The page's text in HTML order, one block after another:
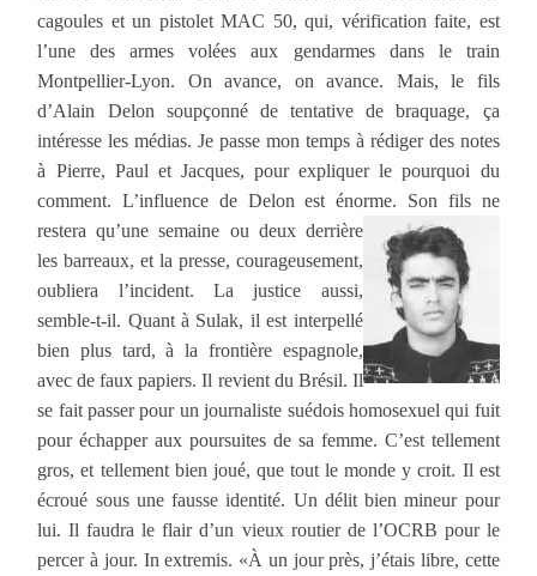
cagoules et un pistolet MAC 50, qui, vérification faite, est
l’une des armes volées aux gendarmes dans le train
Montpellier-Lyon. On avance, on avance. Mais, le fils
d’Alain Delon soupçonné de tentative de braquage, ça
intéresse les médias. Je passe mon temps à rédiger des notes
à Pierre, Paul et Jacques, pour expliquer le pourquoi du
comment. L’influence de Delon est énorme. Son fils ne
restera qu’une semaine ou deux derrière
les barreaux, et la presse, courageusement,
oubliera l’incident. La justice aussi,
semble-t-il. Quant à Sulak, il est interpellé
bien plus tard, à la frontière espagnole,
avec de faux papiers. Il revient du Brésil. Il
se fait passer pour un journaliste suédois homosexuel qui fuit
pour échapper aux poursuites de sa femme. C’est tellement
gros, et tellement bien joué, que tout le monde y croit. Il est
écroué sous une fausse identité. Un délit bien mineur pour
lui. Il faudra le flair d’un vieux routier de l’OCRB pour le
percer à jour. In extremis. «À un jour près, j’étais libre, cette